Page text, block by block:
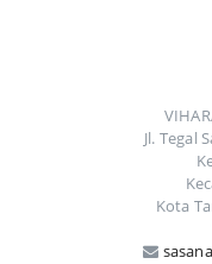
Jl. Tegal
Kota